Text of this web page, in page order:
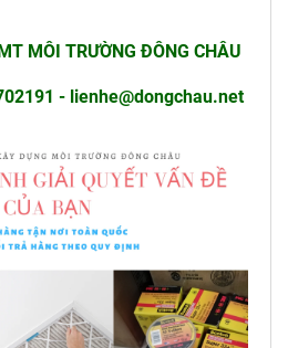
MÔI TRƯỜNG ĐÔNG CHÂU
- lienhe@dongchau.net